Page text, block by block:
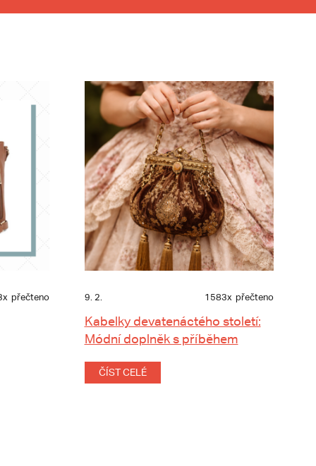
přečteno 9. 2. 1583x přečteno
Kabelky devatenáctého století:
Módní doplněk s příběhem
ČÍST CELÉ